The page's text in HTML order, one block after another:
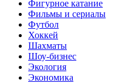
Фигурное катание
Фильмы и сериалы
Футбол
Хоккей
Шахматы
Шоу-бизнес
Экология
Экономика